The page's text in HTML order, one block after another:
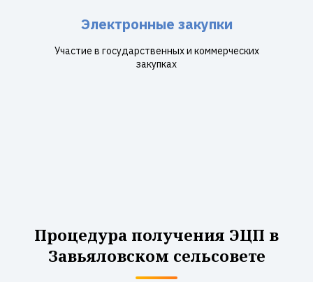
Электронные закупки
Участие в государственных и коммерческих
закупках
Процедура получения ЭЦП в
Завьяловском сельсовете